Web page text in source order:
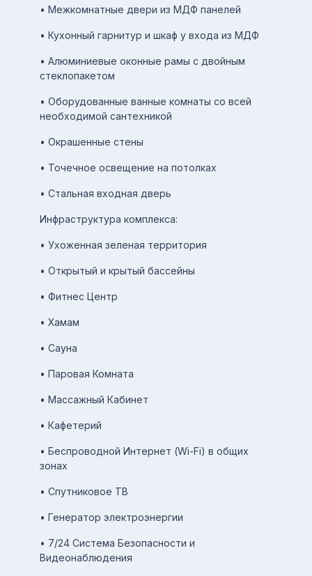
• Межкомнатные двери из МДФ панелей
• Кухонный гарнитур и шкаф у входа из МДФ
• Алюминиевые оконные рамы с двойным
стеклопакетом
• Оборудованные ванные комнаты со всей
необходимой сантехникой
• Окрашенные стены
• Точечное освещение на потолках
• Стальная входная дверь
Инфраструктура комплекса:
• Ухоженная зеленая территория
• Открытый и крытый бассейны
• Фитнес Центр
• Хамам
• Сауна
• Паровая Комната
• Массажный Кабинет
• Кафетерий
• Беспроводной Интернет (Wi-Fi) в общих
зонах
• Спутниковое ТВ
• Генератор электроэнергии
• 7/24 Система Безопасности и
Видеонаблюдения